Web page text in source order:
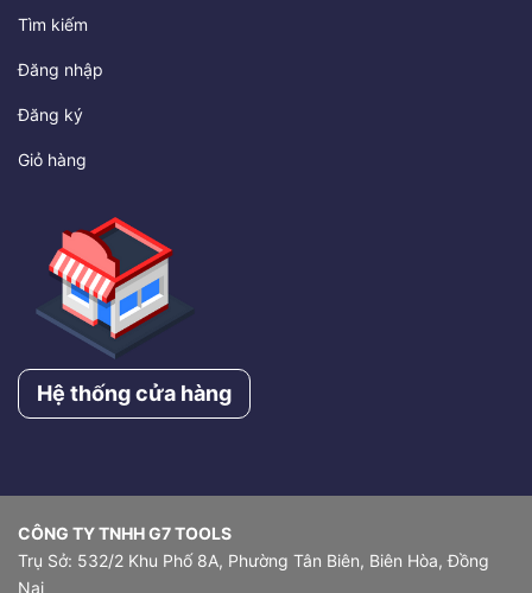
Tìm kiếm
Đăng nhập
Đăng ký
Giỏ hàng
Hệ thống cửa hàng
CÔNG TY TNHH G7 TOOLS
Trụ Sở: 532/2 Khu Phố 8A, Phường Tân Biên, Biên Hòa, Đồng
Nai